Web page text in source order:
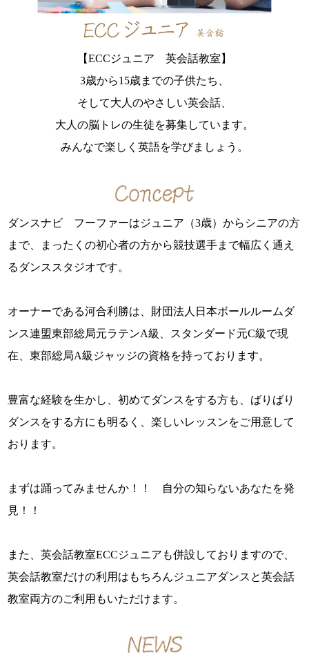
【ECCジュニア 英会話教室】
3歳から15歳までの子供たち、
そして大人のやさしい英会話、
大人の脳トレの生徒を募集しています。
みんなで楽しく英語を学びましょう。
ダンスナビ フーファーはジュニア（3歳）からシニアの方
まで、まったくの初心者の方から競技選手まで幅広く通え
るダンススタジオです。
オーナーである河合利勝は、財団法人日本ボールルームダ
ンス連盟東部総局元ラテンA級、スタンダード元C級で現
在、東部総局A級ジャッジの資格を持っております。
豊富な経験を生かし、初めてダンスをする方も、ばりばり
ダンスをする方にも明るく、楽しいレッスンをご用意して
おります。
まずは踊ってみませんか！！ 自分の知らないあなたを発
見！！
また、英会話教室ECCジュニアも併設しておりますので、
英会話教室だけの利用はもちろんジュニアダンスと英会話
教室両方のご利用もいただけます。